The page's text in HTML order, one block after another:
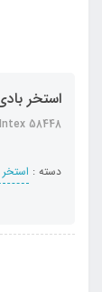
استخر
Intex 58448
دسته :